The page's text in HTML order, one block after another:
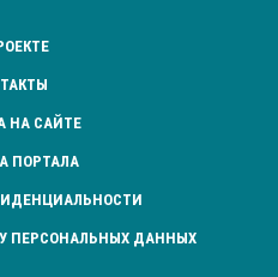
НА САЙТЕ
ПОРТАЛА
ПЕРСОНАЛЬНЫХ ДАННЫХ